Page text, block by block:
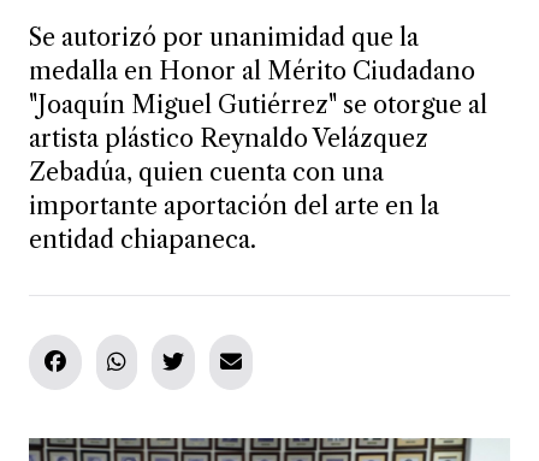
Se autorizó por unanimidad que la
medalla en Honor al Mérito Ciudadano
"Joaquín Miguel Gutiérrez" se otorgue al
artista plástico Reynaldo Velázquez
Zebadúa, quien cuenta con una
importante aportación del arte en la
entidad chiapaneca.